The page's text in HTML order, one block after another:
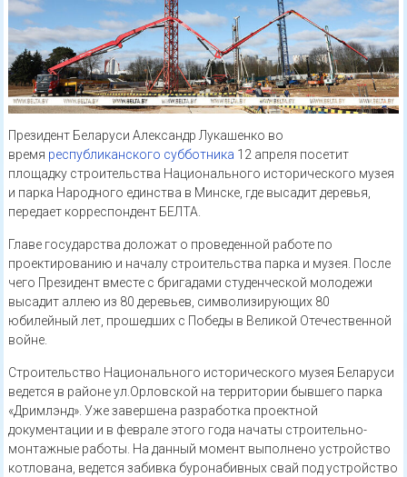
Президент Беларуси Александр Лукашенко во
время республиканского субботника 12 апреля посетит
площадку строительства Национального исторического музея
и парка Народного единства в Минске, где высадит деревья,
передает корреспондент БЕЛТА.
Главе государства доложат о проведенной работе по
проектированию и началу строительства парка и музея. После
чего Президент вместе с бригадами студенческой молодежи
высадит аллею из 80 деревьев, символизирующих 80
юбилейный лет, прошедших с Победы в Великой Отечественной
войне.
Строительство Национального исторического музея Беларуси
ведется в районе ул.Орловской на территории бывшего парка
«Дримлэнд». Уже завершена разработка проектной
документации и в феврале этого года начаты строительно-
монтажные работы. На данный момент выполнено устройство
котлована, ведется забивка буронабивных свай под устройство